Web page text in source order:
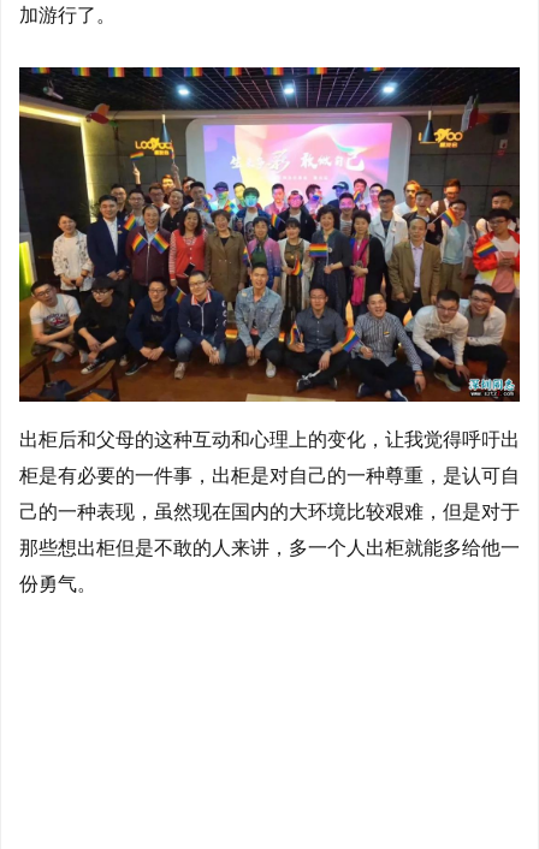
加游行了。
出柜后和父母的这种互动和心理上的变化，让我觉得呼吁出
柜是有必要的一件事，出柜是对自己的一种尊重，是认可自
己的一种表现，虽然现在国内的大环境比较艰难，但是对于
那些想出柜但是不敢的人来讲，多一个人出柜就能多给他一
份勇气。